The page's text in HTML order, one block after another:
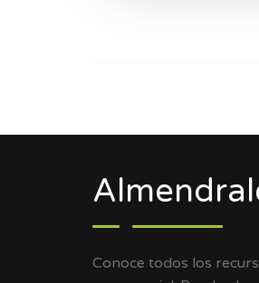
Conoce todos los